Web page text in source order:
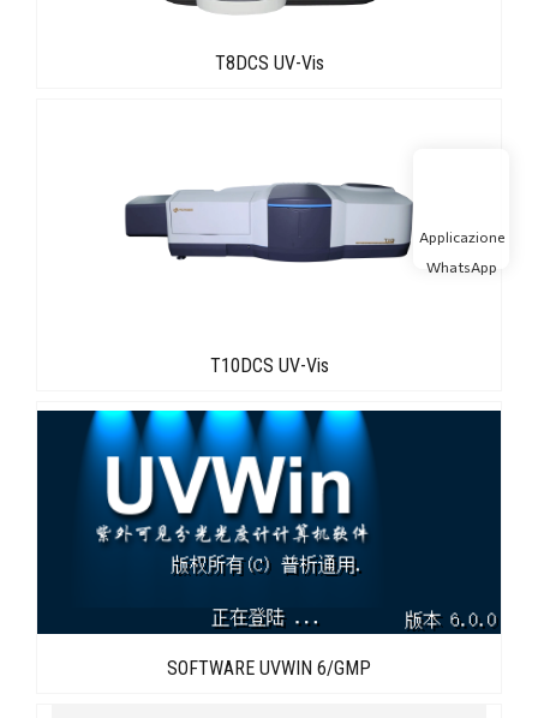
T8DCS UV-Vis
T10DCS UV-Vis
SOFTWARE UVWIN 6/GMP
Applicazione
WhatsApp